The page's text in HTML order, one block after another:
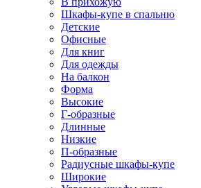
Шкафы-купе в спальню
Детские
Офисные
Для книг
Для одежды
На балкон
Форма
Высокие
Г-образные
Длинные
Низкие
П-образные
Радиусные шкафы-купе
Широкие